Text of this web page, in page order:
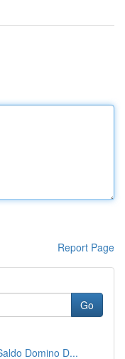
Report Page
Go
Domino D...